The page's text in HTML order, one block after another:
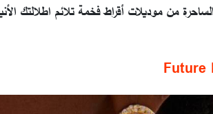
من موديلات أقراط فخمة تلائم اطلالتك